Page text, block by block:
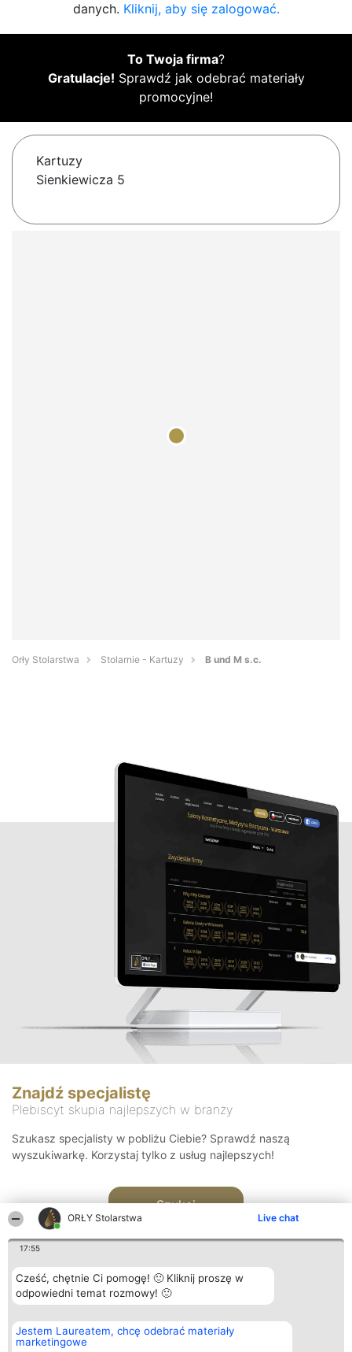
ORŁY Stolarstwa Live chat
17:55
Cześć, chętnie Ci pomogę! 🙂 Kliknij proszę w
odpowiedni temat rozmowy! 🙂
Jestem Laureatem, chcę odebrać materiały
marketingowe
danych. Kliknij, aby się zalogować.
To Twoja firma?
Gratulacje! Sprawdź jak odebrać materiały
promocyjne!
Kartuzy
Sienkiewicza 5
Orły Stolarstwa Stolarnie - Kartuzy B und M s.c.
Znajdź specjalistę
Plebiscyt skupia najlepszych w branży
Szukasz specjalisty w pobliżu Ciebie? Sprawdź naszą
wyszukiwarkę. Korzystaj tylko z usług najlepszych!
Szukaj
Organizator plebiscytu
Bright Side Solutions sp. z o.
o. sp. k.
Plebiscyt
Laureaci
Kontakt
Kontakt